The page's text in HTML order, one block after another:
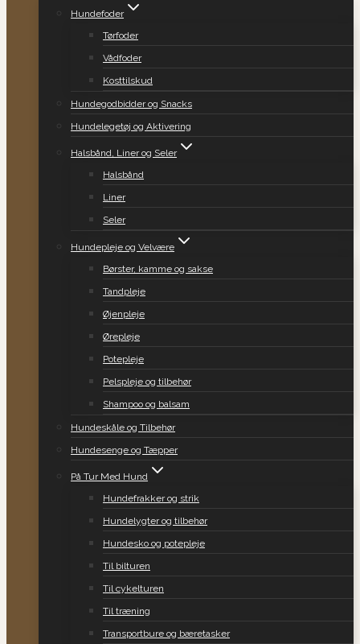
Hundefoder
Tørfoder
Vådfoder
Kosttilskud
Hundegodbidder og Snacks
Hundelegetøj og Aktivering
Halsbånd, Liner og Seler
Halsbånd
Liner
Seler
Hundepleje og Velvære
Børster, kamme og sakse
Tandpleje
Øjenpleje
Ørepleje
Potepleje
Pelspleje og tilbehør
Shampoo og balsam
Hundeskåle og Tilbehør
Hundesenge og Tæpper
På Tur Med Hund
Hundefrakker og strik
Hundelygter og tilbehør
Hundesko og potepleje
Til bilturen
Til cykelturen
Til træning
Transportbure og bæretasker